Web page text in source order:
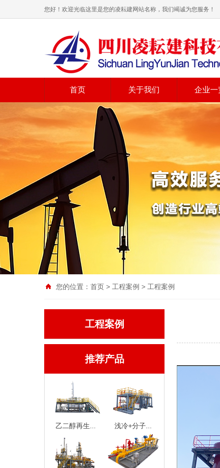
您好！欢迎光临这里是您的凌耘建网站名称，我们竭诚为您服务！
首页 关于我们 企业一
您的位置： 首页 > 工程案例 > 工程案例
工程案例
推荐产品
乙二醇再生... 浅冷+分子...